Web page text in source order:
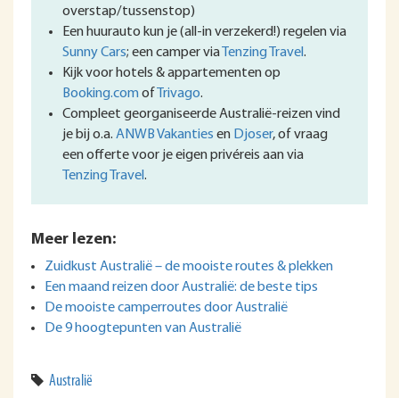
overstap/tussenstop)
Een huurauto kun je (all-in verzekerd!) regelen via
Sunny Cars; een camper via Tenzing Travel.
Kijk voor hotels & appartementen op
Booking.com of Trivago.
Compleet georganiseerde Australië-reizen vind
je bij o.a. ANWB Vakanties en Djoser, of vraag
een offerte voor je eigen privéreis aan via
Tenzing Travel.
Meer lezen:
Zuidkust Australië – de mooiste routes & plekken
Een maand reizen door Australië: de beste tips
De mooiste camperroutes door Australië
De 9 hoogtepunten van Australië
Australië